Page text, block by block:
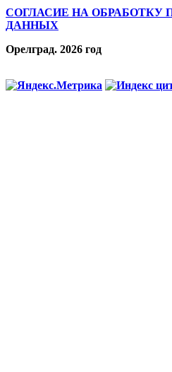
СОГЛАСИЕ НА ОБРАБОТКУ
ДАННЫХ
Орелград. 2026 год